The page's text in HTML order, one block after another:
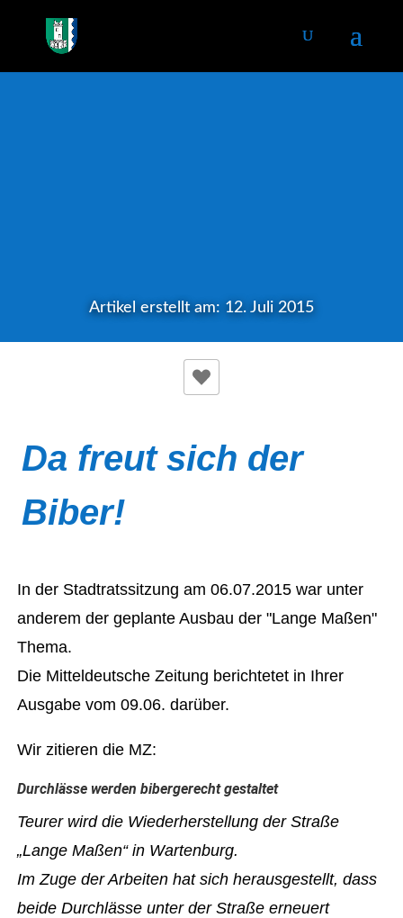
Artikel erstellt am: 12. Juli 2015
Da freut sich der
Biber!
In der Stadtratssitzung am 06.07.2015 war unter
anderem der geplante Ausbau der "Lange Maßen"
Thema.
Die Mitteldeutsche Zeitung berichtetet in Ihrer
Ausgabe vom 09.06. darüber.
Wir zitieren die MZ:
Durchlässe werden bibergerecht gestaltet
Teurer wird die Wiederherstellung der Straße
„Lange Maßen“ in Wartenburg.
Im Zuge der Arbeiten hat sich herausgestellt, dass
beide Durchlässe unter der Straße erneuert